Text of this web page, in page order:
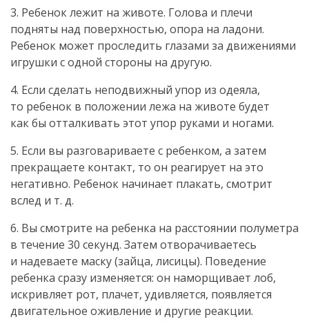
3. Ребенок лежит на животе. Голова и плечи
подняты над поверхностью, опора на ладони.
Ребенок может проследить глазами за движениями
игрушки с одной стороны на другую.
4. Если сделать неподвижный упор из одеяла,
то ребенок в положении лежа на животе будет
как бы отталкивать этот упор руками и ногами.
5. Если вы разговариваете с ребенком, а затем
прекращаете контакт, то он реагирует на это
негативно. Ребенок начинает плакать, смотрит
вслед и т. д.
6. Вы смотрите на ребенка на расстоянии полуметра
в течение 30 секунд. Затем отворачиваетесь
и надеваете маску (зайца, лисицы). Поведение
ребенка сразу изменяется: он наморщивает лоб,
искривляет рот, плачет, удивляется, появляется
двигательное оживление и другие реакции.